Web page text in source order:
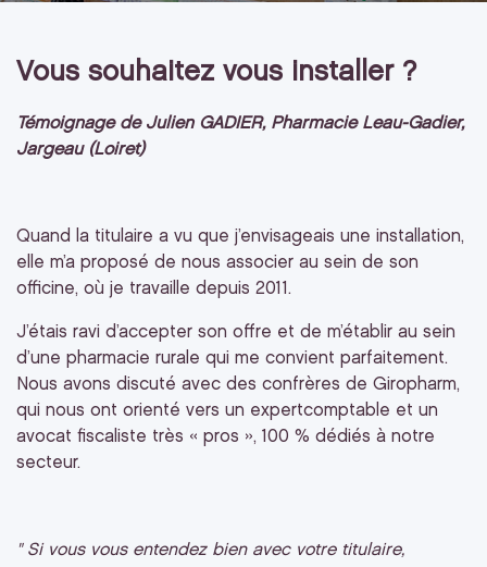
Vous souhaitez vous installer ?
Témoignage de Julien GADIER, Pharmacie Leau-Gadier,
Jargeau (Loiret)
Quand la titulaire a vu que j’envisageais une installation,
elle m’a proposé de nous associer au sein de son
officine, où je travaille depuis 2011.
J’étais ravi d’accepter son offre et de m’établir au sein
d’une pharmacie rurale qui me convient parfaitement.
Nous avons discuté avec des confrères de Giropharm,
qui nous ont orienté vers un expertcomptable et un
avocat fiscaliste très « pros », 100 % dédiés à notre
secteur.
" Si vous vous entendez bien avec votre titulaire,